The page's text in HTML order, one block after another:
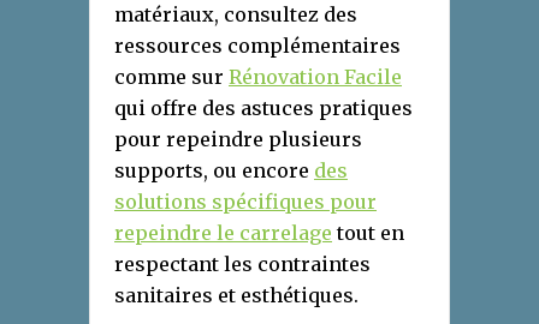
matériaux, consultez des
ressources complémentaires
comme sur Rénovation Facile
qui offre des astuces pratiques
pour repeindre plusieurs
supports, ou encore des
solutions spécifiques pour
repeindre le carrelage tout en
respectant les contraintes
sanitaires et esthétiques.